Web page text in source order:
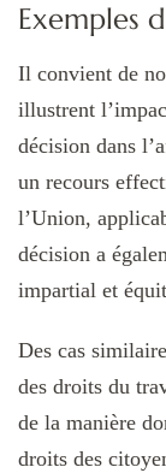
Exemples
Il convient de
illustrent
décision dans
un recours
l’Union,
décision a
impartial et
Des cas
des droits du
de la manière
droits des